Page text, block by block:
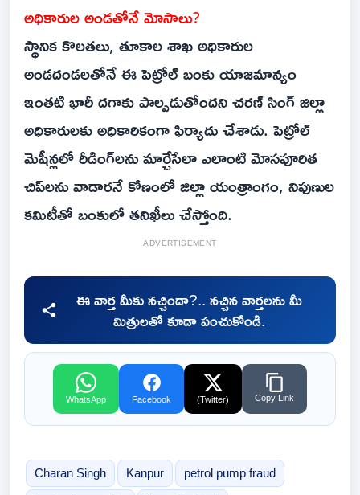
అధికారుల అండతోనే మోసాలు?
స్థానిక కొలతలు, తూకాల శాఖ అధికారుల
అండదండలతోనే ఈ పెట్రోల్ బంకు యాజమాన్యం
ఇంతటి భారీ దగాకు పాల్పడుతోందని చరణ్ సింగ్ జిల్లా
అధికారులకు అధికారికంగా ఫిర్యాదు చేశాడు. పెట్రోల్
మెషీన్లలో రీడింగ్‌లను మార్చేసేలా ఎలాంటి మోసపూరిత
చిప్‌లను వాడారనే కోణంలో జిల్లా యంత్రాంగం, నిపుణుల
కమిటీతో బంకులో తనిఖీలు చేస్తోంది.
ADVERTISEMENT
ఈ వార్త మీకు నచ్చిందా?.. నచ్చిన వార్తలను మీ
మిత్రులతో కూడా పంచుకోండి.
WhatsApp Facebook (Twitter) Copy Link
Charan Singh Kanpur petrol pump fraud